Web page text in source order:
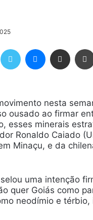
nesta
ousado ao firmar
esses minerais
Ronaldo Caiado
Minaçu, e da
uma intenção
quer Goiás como
neodímio e